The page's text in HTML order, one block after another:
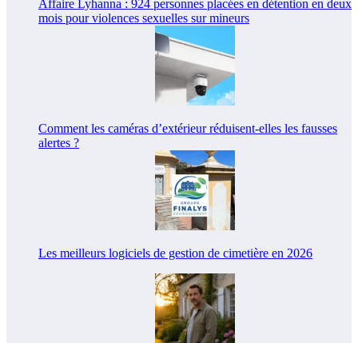
Affaire Lyhanna : 924 personnes placées en détention en deux
mois pour violences sexuelles sur mineurs
Comment les caméras d’extérieur réduisent-elles les fausses
alertes ?
Les meilleurs logiciels de gestion de cimetière en 2026